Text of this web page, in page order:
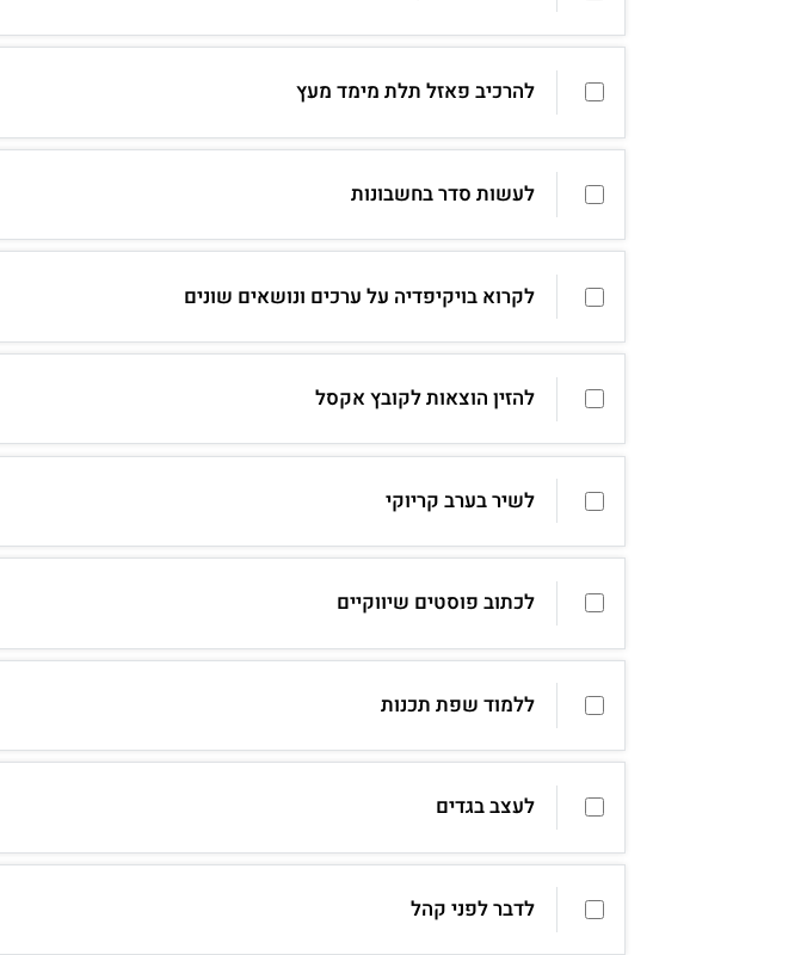
להרכיב פאזל תלת מימד מעץ
לעשות סדר בחשבונות
לקרוא בויקיפדיה על ערכים ונושאים שונים
להזין הוצאות לקובץ אקסל
לשיר בערב קריוקי
לכתוב פוסטים שיווקיים
ללמוד שפת תכנות
לעצב בגדים
לדבר לפני קהל